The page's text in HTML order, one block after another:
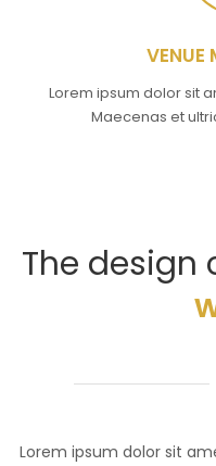
VENUE
Lorem ipsum dolor sit
Maecenas et
The design
Lorem ipsum dolor sit